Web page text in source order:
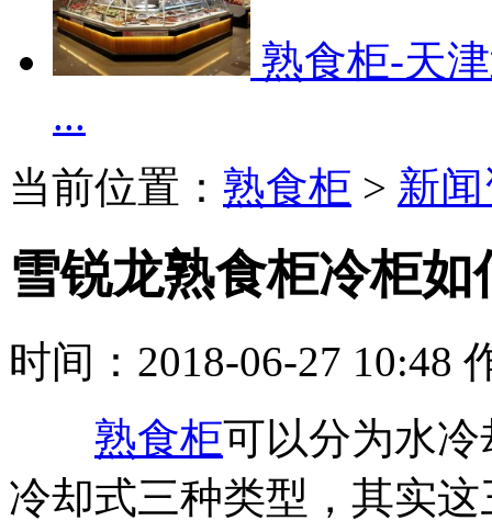
熟食柜-天
...
当前位置： 熟食柜 > 新
雪锐龙熟食柜冷柜
时间：2018-06-27 10:48
熟食柜可以分为水
冷却式三种类型，其实